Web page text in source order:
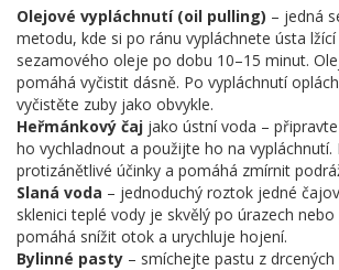
Olejové vypláchnutí (oil pulling) – jedná
metodu, kde si po ránu vypláchnete ústa
sezamového oleje po dobu 10–15 minut.
pomáhá vyčistit dásně. Po vypláchnutí
vyčistěte zuby jako obvykle.
Heřmánkový čaj jako ústní voda –
ho vychladnout a použijte ho na vypláchnutí.
protizánětlivé účinky a pomáhá zmírnit
Slaná voda – jednoduchý roztok jedné
sklenici teplé vody je skvělý po úrazech
pomáhá snížit otok a urychluje hojení.
Bylinné pasty – smíchejte pastu z